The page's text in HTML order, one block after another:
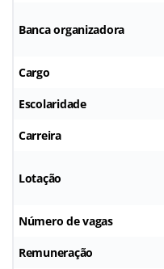
Banca organizadora
Cargo
Escolaridade
Carreira
Lotação
Número de vagas
Remuneração